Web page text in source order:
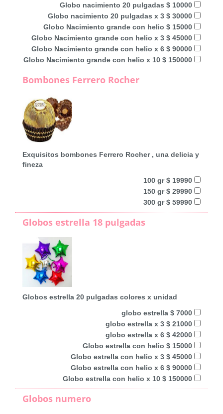
Globo nacimiento 20 pulgadas $ 10000
Globo nacimiento 20 pulgadas x 3 $ 30000
Globo Nacimiento grande con helio $ 15000
Globo Nacimiento grande con helio x 3 $ 45000
Globo Nacimiento grande con helio x 6 $ 90000
Globo Nacimiento grande con helio x 10 $ 150000
Bombones Ferrero Rocher
Exquisitos bombones Ferrero Rocher , una delicia y
fineza
100 gr $ 19990
150 gr $ 29990
300 gr $ 59990
Globos estrella 18 pulgadas
Globos estrella 20 pulgadas colores x unidad
globo estrella $ 7000
globo estrella x 3 $ 21000
globo estrella x 6 $ 42000
Globo estrella con helio $ 15000
Globo estrella con helio x 3 $ 45000
Globo estrella con helio x 6 $ 90000
Globo estrella con helio x 10 $ 150000
Globos numero